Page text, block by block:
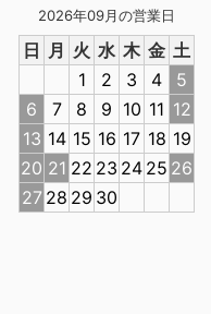
2026年09月の営業日
日 月 火 水 木 金 土
1
2 3 4
5
6
7 8 9 10 11 12
13 14 15 16 17 18 19
20 21 22 23 24 25 26
27 28 29 30